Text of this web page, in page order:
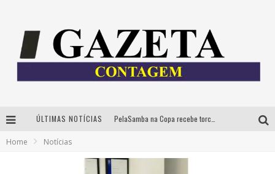
ÚLTIMAS NOTÍCIAS
Home Notícias